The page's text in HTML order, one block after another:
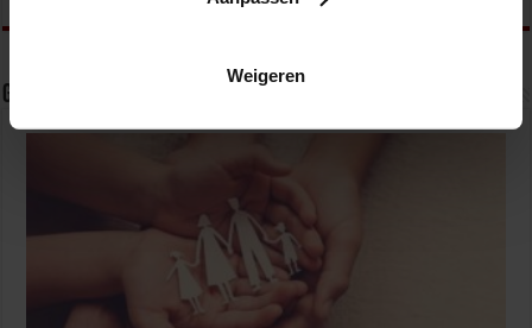
Weigeren
Gerelateerde Artikelen